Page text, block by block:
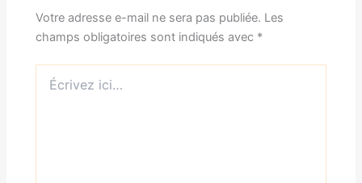
Votre adresse e-mail ne sera pas publiée. Les
champs obligatoires sont indiqués avec *
ici…